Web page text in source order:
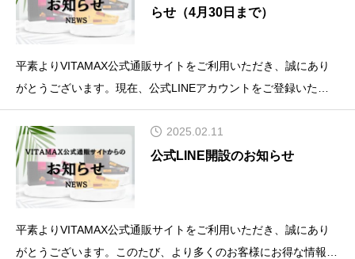
らせ（4月30日まで）
平素よりVITAMAX公式通販サイトをご利用いただき、誠にあり
がとうございます。現在、公式LINEアカウントをご登録いただ
いたお客様を対象に、**何度でもご利用可能な「送料無料クーポ
ン」**を配布中です。【クーポン概要】対象：公式LINEにて友だ
ち追加された方全員
2025.02.11
公式LINE開設のお知らせ
平素よりVITAMAX公式通販サイトをご利用いただき、誠にあり
がとうございます。このたび、より多くのお客様にお得な情報を